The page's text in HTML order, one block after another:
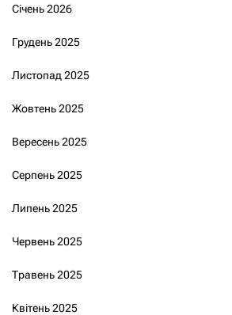
Січень 2026
Грудень 2025
Листопад 2025
Жовтень 2025
Вересень 2025
Серпень 2025
Липень 2025
Червень 2025
Травень 2025
Квітень 2025